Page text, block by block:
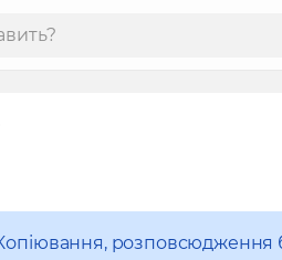
розповсюдження